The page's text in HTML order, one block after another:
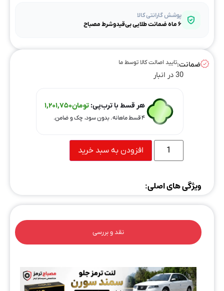
پوشش گارانتی کالا
۶ ماه ضمانت طلایی بی‌قیدوشرط مصباح
ضمانت:تایید اصالت کالا توسط ما
30 در انبار
هر قسط با ترب‌پی:تومان1,201,750
۴ قسط ماهانه. بدون سود، چک و ضامن.
افزودن به سبد خرید
ویژگی های اصلی:
نقد و بررسی